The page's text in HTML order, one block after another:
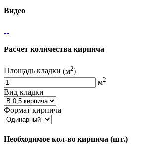
Видео
Расчет количества кирпича
Площадь кладки (м2)
м2
Вид кладки
Формат кирпича
Необходимое кол-во кирпича (шт.)